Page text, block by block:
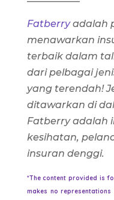
Fatberryadalah
menawarkan
terbaik dalam
dari pelbagai
yang terendah!
ditawarkan di
Fatberry adalah
kesihatan,
insuran denggi.
*The content provided is
makes no